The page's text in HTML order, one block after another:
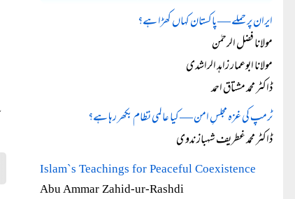
ایران پر حملے — پاکستان کہاں کھڑا ہے؟
مولانا فضل الرحمٰن
مولانا ابوعمار زاہد الراشدی
ڈاکٹر محمد مشتاق احمد
ٹرمپ کی غزہ مجلسِ امن — کیا عالمی نظام بکھر رہا ہے؟
ڈاکٹر محمد غطریف شہباز ندوی
Islam`s Teachings for Peaceful Coexistence
Abu Ammar Zahid-ur-Rashdi